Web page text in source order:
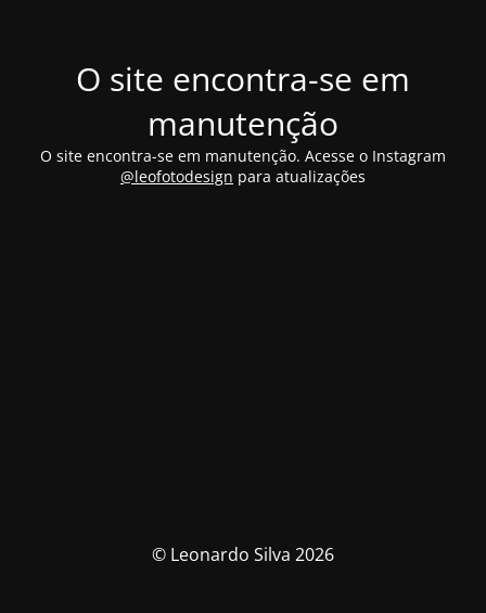
O site encontra-se em
manutenção
O site encontra-se em manutenção. Acesse o Instagram
@leofotodesign para atualizações
© Leonardo Silva 2026